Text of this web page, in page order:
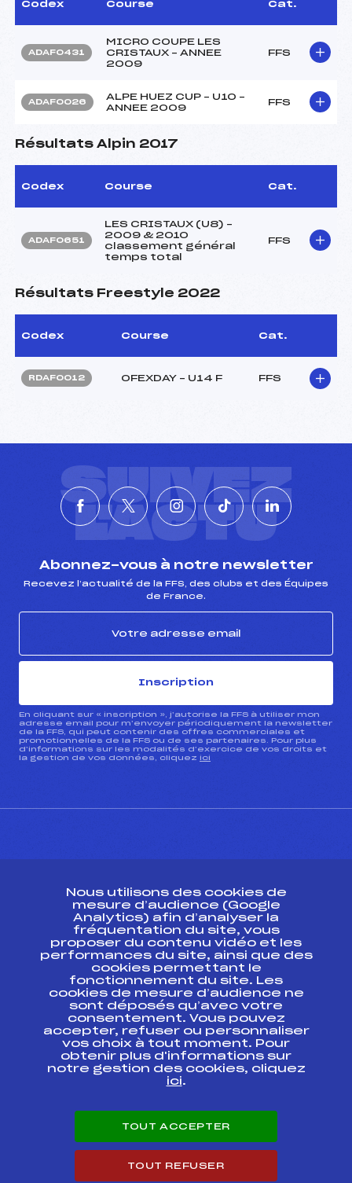
Codex Course Cat.
ADAF0431
MICRO COUPE LES
CRISTAUX – ANNEE
2009
FFS
ADAF0026
ALPE HUEZ CUP – U10 –
ANNEE 2009
FFS
Résultats Alpin 2017
Codex Course Cat.
ADAF0651
LES CRISTAUX (U8) –
2009 & 2010
classement général
temps total
FFS
Résultats Freestyle 2022
Codex Course Cat.
RDAF0012 OFEXDAY – U14 F FFS
SUIVEZ
L'ACTU
Abonnez-vous à notre newsletter
Recevez l’actualité de la FFS, des clubs et des Équipes
de France.
Inscription
En cliquant sur « inscription », j’autorise la FFS à utiliser mon
adresse email pour m’envoyer périodiquement la newsletter
de la FFS, qui peut contenir des offres commerciales et
promotionnelles de la FFS ou de ses partenaires. Pour plus
d’informations sur les modalités d’exercice de vos droits et
la gestion de vos données, cliquez ici
ESPACE PRESSE
Ressources
Pass’Neige
Projet sportif fédéral
Projet de performance fédéral
Antidopage
Pôle Développement, Formation, Suivi
Scientifique
Listes ministérielles
Pôle vie de l’athlète
Carrières
Nous utilisons des cookies de
mesure d’audience (Google
Analytics) afin d’analyser la
fréquentation du site, vous
proposer du contenu vidéo et les
performances du site, ainsi que des
cookies permettant le
fonctionnement du site. Les
cookies de mesure d’audience ne
sont déposés qu’avec votre
consentement. Vous pouvez
accepter, refuser ou personnaliser
vos choix à tout moment. Pour
obtenir plus d'informations sur
notre gestion des cookies, cliquez
ici.
TOUT ACCEPTER
TOUT REFUSER